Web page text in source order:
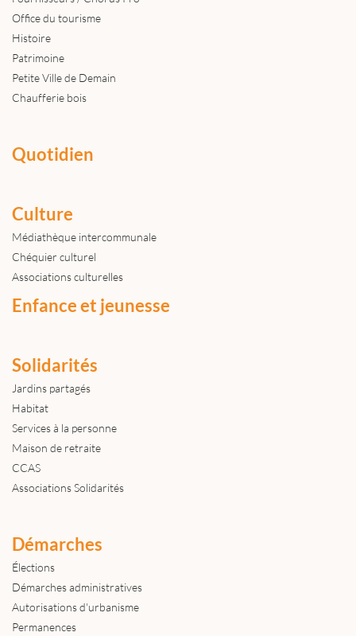
Office du tourisme
Histoire
Patrimoine
Petite Ville de Demain
Chaufferie bois
Quotidien
Culture
Médiathèque intercommunale
Chéquier culturel
Associations culturelles
Enfance et jeunesse
Solidarités
Jardins partagés
Habitat
Services à la personne
Maison de retraite
CCAS
Associations Solidarités
Démarches
Élections
Démarches administratives
Autorisations d'urbanisme
Permanences